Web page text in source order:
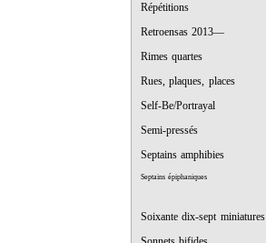
Répétitions
Retroensas 2013—
Rimes quartes
Rues, plaques, places
Self-Be/Portrayal
Semi-pressés
Septains amphibies
Septains épiphaniques
Soixante dix-sept miniatures